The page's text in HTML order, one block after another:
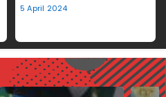
5 April 2024